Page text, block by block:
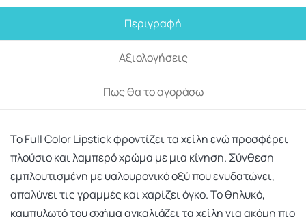
Περιγραφή
Αξιολογήσεις
Πως θα το αγοράσω
Το Full Color Lipstick φροντίζει τα χείλη ενώ προσφέρει
πλούσιο και λαμπερό χρώμα με μια κίνηση. Σύνθεση
εμπλουτισμένη με υαλουρονικό οξύ που ενυδατώνει,
απαλύνει τις γραμμές και χαρίζει όγκο. Το θηλυκό,
καμπυλωτό του σχήμα αγκαλιάζει τα χείλη για ακόμη πιο